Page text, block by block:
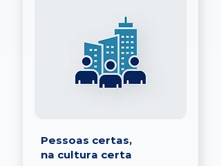
Pessoas certas,
na cultura certa